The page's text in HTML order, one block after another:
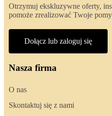
Otrzymuj ekskluzywne oferty,
pomoże zrealizować Twoje
Dołącz lub zaloguj się
Nasza firma
O nas
Skontaktuj się z nami